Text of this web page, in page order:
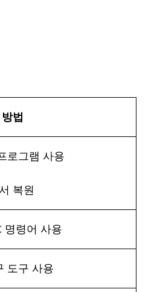
방법
로그램 사용
복원
명령어 사용
도구 사용